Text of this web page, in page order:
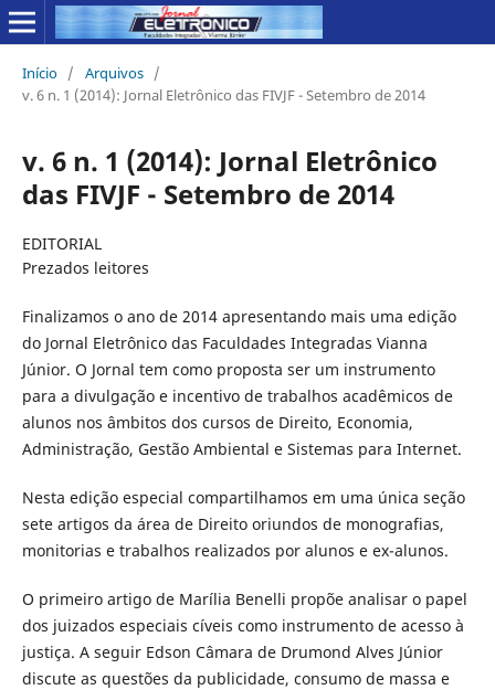
Início / Arquivos /
v. 6 n. 1 (2014): Jornal Eletrônico das FIVJF - Setembro de 2014
v. 6 n. 1 (2014): Jornal Eletrônico
das FIVJF - Setembro de 2014
EDITORIAL
Prezados leitores
Finalizamos o ano de 2014 apresentando mais uma edição
do Jornal Eletrônico das Faculdades Integradas Vianna
Júnior. O Jornal tem como proposta ser um instrumento
para a divulgação e incentivo de trabalhos acadêmicos de
alunos nos âmbitos dos cursos de Direito, Economia,
Administração, Gestão Ambiental e Sistemas para Internet.
Nesta edição especial compartilhamos em uma única seção
sete artigos da área de Direito oriundos de monografias,
monitorias e trabalhos realizados por alunos e ex-alunos.
O primeiro artigo de Marília Benelli propõe analisar o papel
dos juizados especiais cíveis como instrumento de acesso à
justiça. A seguir Edson Câmara de Drumond Alves Júnior
discute as questões da publicidade, consumo de massa e